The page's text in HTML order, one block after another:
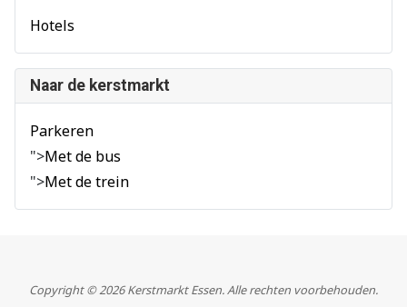
Hotels
Naar de kerstmarkt
Parkeren
">Met de bus
">Met de trein
Copyright © 2026 Kerstmarkt Essen. Alle rechten voorbehouden.